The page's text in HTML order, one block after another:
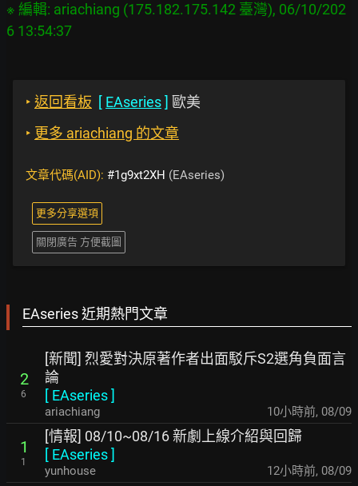
※ 編輯: ariachiang (175.182.175.142 臺灣), 06/10/202
‣ 返回看板 [ EAseries] 歐美
‣ 更多 ariachiang 的文章
文章代碼(AID): #1g9xt2XH (EAseries)
更多分享選項
關閉廣告 方便截圖
EAseries 近期熱門文章
2
6
[新聞] 烈愛對決原著作者出面駁斥S2選角負面言
論
[ EAseries]
ariachiang 10小時前, 08/09
1
1
[情報] 08/10~08/16 新劇上線介紹與回歸
[ EAseries]
yunhouse 12小時前, 08/09